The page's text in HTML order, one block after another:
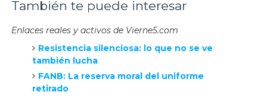
También te puede interesar
Enlaces reales y activos de Vierne5.com
Resistencia silenciosa: lo que no se ve
también lucha
FANB: La reserva moral del uniforme
retirado